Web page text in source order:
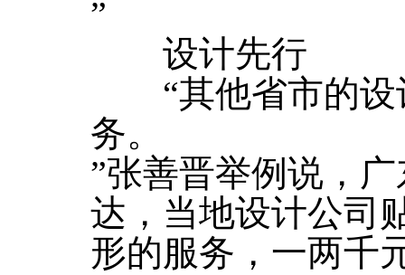
”
设计先行
“其他省市的设
务。
”张善晋举例说，
达，当地设计公司
形的服务，一两千